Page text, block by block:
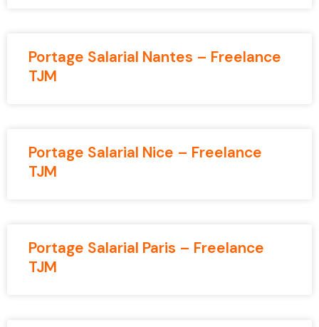
Portage Salarial Nantes – Freelance
TJM
Portage Salarial Nice – Freelance
TJM
Portage Salarial Paris – Freelance
TJM